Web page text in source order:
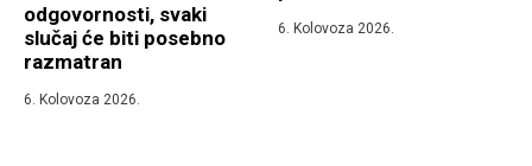
odgovornosti, svaki
slučaj će biti posebno
razmatran
6. Kolovoza 2026.
6. Kolovoza 2026.